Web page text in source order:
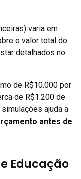
varia em
o valor total do
detalhados no
de R$10.000 por
de R$1.200 de
ajuda a
antes de
Educação